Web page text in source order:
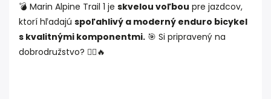
💣 Marin Alpine Trail 1 je skvelou voľbou pre jazdcov,
ktorí hľadajú spoľahlivý a moderný enduro bicykel
s kvalitnými komponentmi. 🎯 Si pripravený na
dobrodružstvo? 🚵‍♂️🔥